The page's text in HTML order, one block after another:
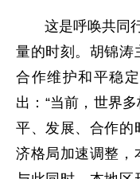
这是呼唤共同行
量的时刻。胡锦涛
合作维护和平稳
出：“当前，世界
平、发展、合作的
济格局加速调整，